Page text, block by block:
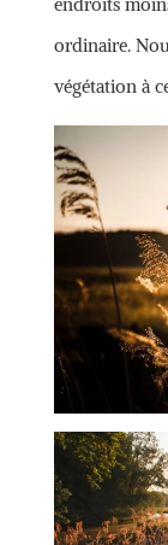
ordinaire.
végétation à